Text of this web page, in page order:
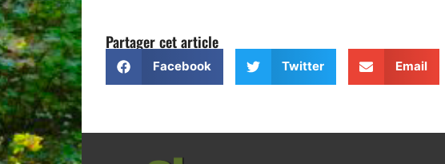
Partager cet article
Facebook Twitter Email